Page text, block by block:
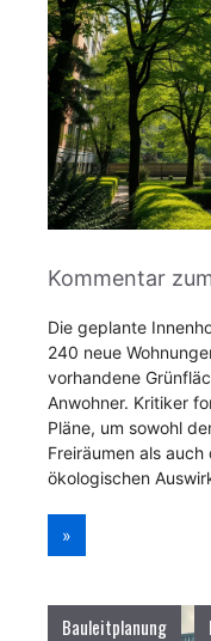
Kommentar
Die geplante
240 neue
vorhandene
Anwohner. Kritiker
Pläne, um sowohl
Freiräumen als
ökologischen
»
Bauleitplanung